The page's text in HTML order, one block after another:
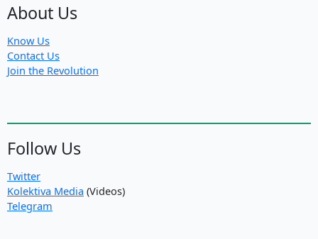
About Us
Know Us
Contact Us
Join the Revolution
Follow Us
Twitter
Kolektiva Media (Videos)
Telegram